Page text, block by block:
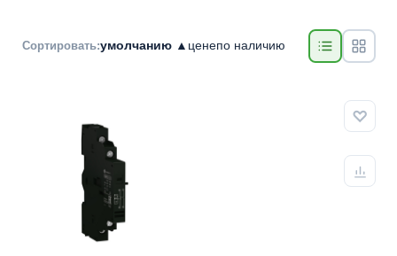
Сортировать:умолчанию ▲ ценепо наличию